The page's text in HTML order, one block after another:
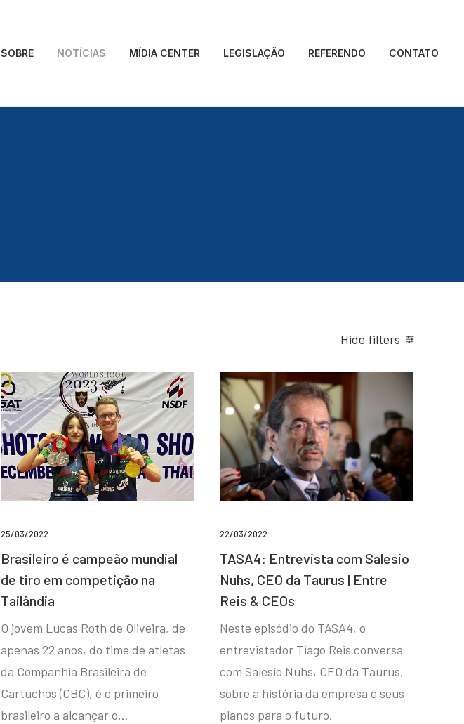
SOBRE NOTÍCIAS MÍDIA CENTER LEGISLAÇÃO REFERENDO CONTATO
Hide filters
25/03/2022
Brasileiro é campeão mundial
de tiro em competição na
Tailândia
O jovem Lucas Roth de Oliveira, de
apenas 22 anos, do time de atletas
da Companhia Brasileira de
Cartuchos (CBC), é o primeiro
brasileiro a alcançar o…
22/03/2022
TASA4: Entrevista com Salesio
Nuhs, CEO da Taurus | Entre
Reis & CEOs
Neste episódio do TASA4, o
entrevistador Tiago Reis conversa
com Salesio Nuhs, CEO da Taurus,
sobre a história da empresa e seus
planos para o futuro.